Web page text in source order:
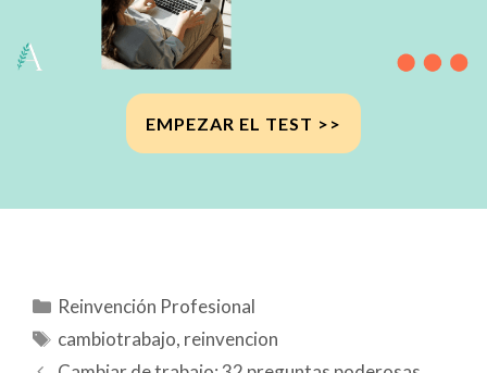
EMPEZAR EL TEST >>
Categorías
Reinvención Profesional
Etiquetas
cambiotrabajo, reinvencion